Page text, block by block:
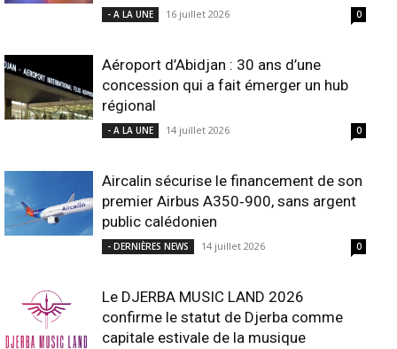
- A LA UNE 16 juillet 2026 0
Aéroport d’Abidjan : 30 ans d’une
concession qui a fait émerger un hub
régional
- A LA UNE 14 juillet 2026 0
Aircalin sécurise le financement de son
premier Airbus A350‑900, sans argent
public calédonien
- DERNIÈRES NEWS 14 juillet 2026 0
Le DJERBA MUSIC LAND 2026
confirme le statut de Djerba comme
capitale estivale de la musique